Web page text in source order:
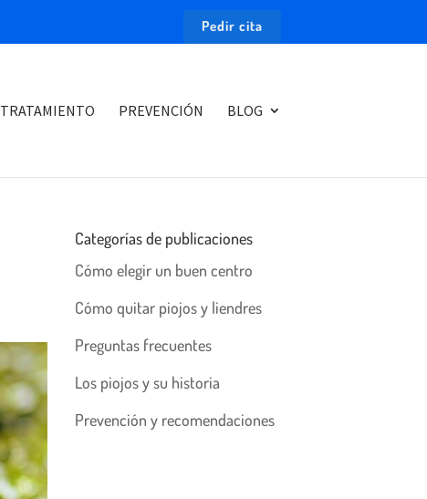
Pedir cita
TRATAMIENTO PREVENCIÓN BLOG
Categorías de publicaciones
Cómo elegir un buen centro
Cómo quitar piojos y liendres
Preguntas frecuentes
Los piojos y su historia
Prevención y recomendaciones